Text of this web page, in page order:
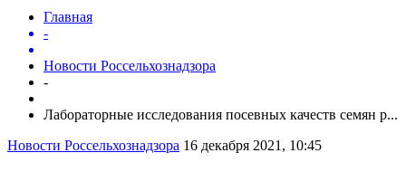
Главная
-
Новости Россельхознадзора
-
Лабораторные исследования посевных качеств семян р...
Новости Россельхознадзора 16 декабря 2021, 10:45